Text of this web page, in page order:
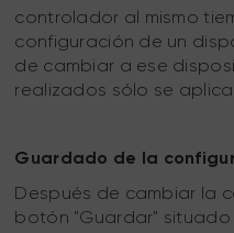
controlador al mismo
configuración de un
de cambiar a ese
realizados sólo se
Guardado de la
Después de cambiar la
botón "Guardar" situado